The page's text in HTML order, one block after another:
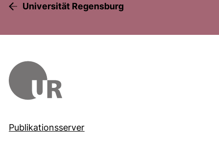
Universität Regensburg
Publikationsserver